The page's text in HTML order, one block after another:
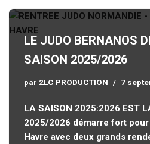
LE JUDO BERNANOS
SAISON 2025/2026
par 2LC PRODUCTION 7
LA SAISON 2025:2026 EST
2025/2026 démarre fort
Havre avec deux grands